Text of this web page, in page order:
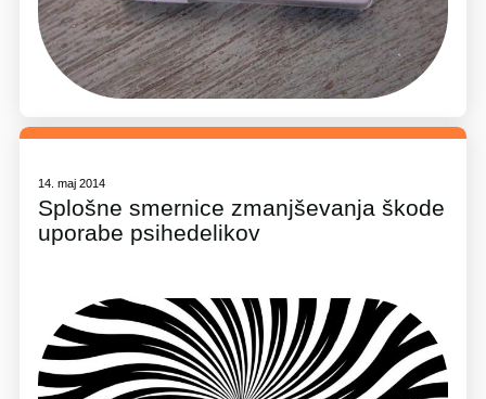
14. maj 2014
Splošne smernice zmanjševanja škode
uporabe psihedelikov